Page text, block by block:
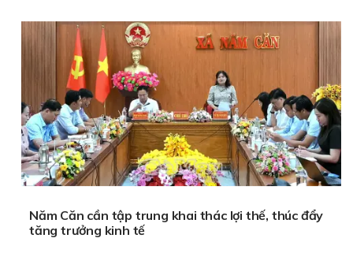
Năm Căn cần tập trung khai thác lợi thế, thúc đẩy
tăng trưởng kinh tế